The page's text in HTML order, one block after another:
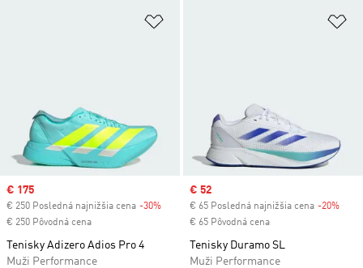
Pridať do zoznamu želaných
Sale price
€ 175
€ 250 Posledná najnižšia cena -30% Discount
€ 250 Pôvodná cena
Tenisky Adizero Adios Pro 4
Muži Performance
Sale price
€ 52
€ 65 Posledná najnižšia cena -20%
€ 65 Pôvodná cena
Tenisky Duramo SL
Muži Performance